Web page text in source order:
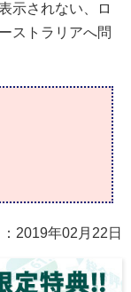
示されない、ロ
ストラリアへ問
2019年02月22日